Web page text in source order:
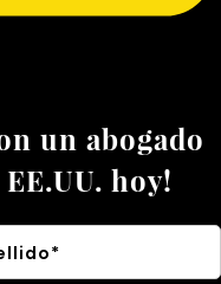
un abogado
hoy!